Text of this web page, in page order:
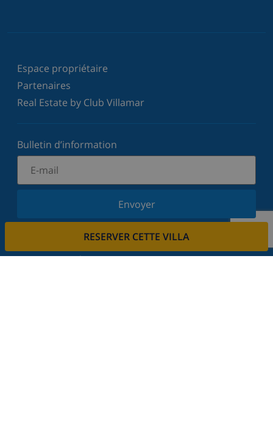
RESERVER CETTE VILLA
Espace propriétaire
Partenaires
Real Estate by Club Villamar
Bulletin d’information
Envoyer
Inscrivez-vous à notre newsletter et restez informé
votre vie privée.